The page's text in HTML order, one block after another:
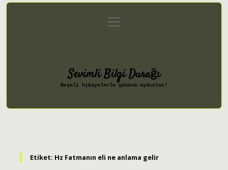
Gizlilik Politikası
menüyü
aç
Sevimli Bilgi Durağı
Neşeli hikayelerle gününü aydınlat!
Etiket: Hz Fatmanın eli ne anlama gelir